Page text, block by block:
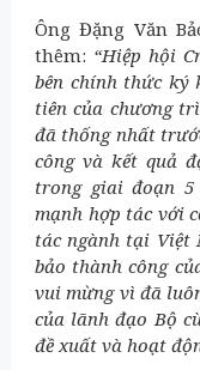
Ông Đặng Văn
thêm: “Hiệp hội
bên chính thức ký
tiên của chương
đã thống nhất
công và kết quả
trong giai đoạn
mạnh hợp tác với
tác ngành tại Việt
bảo thành công
vui mừng vì đã
của lãnh đạo Bộ
đề xuất và hoạt